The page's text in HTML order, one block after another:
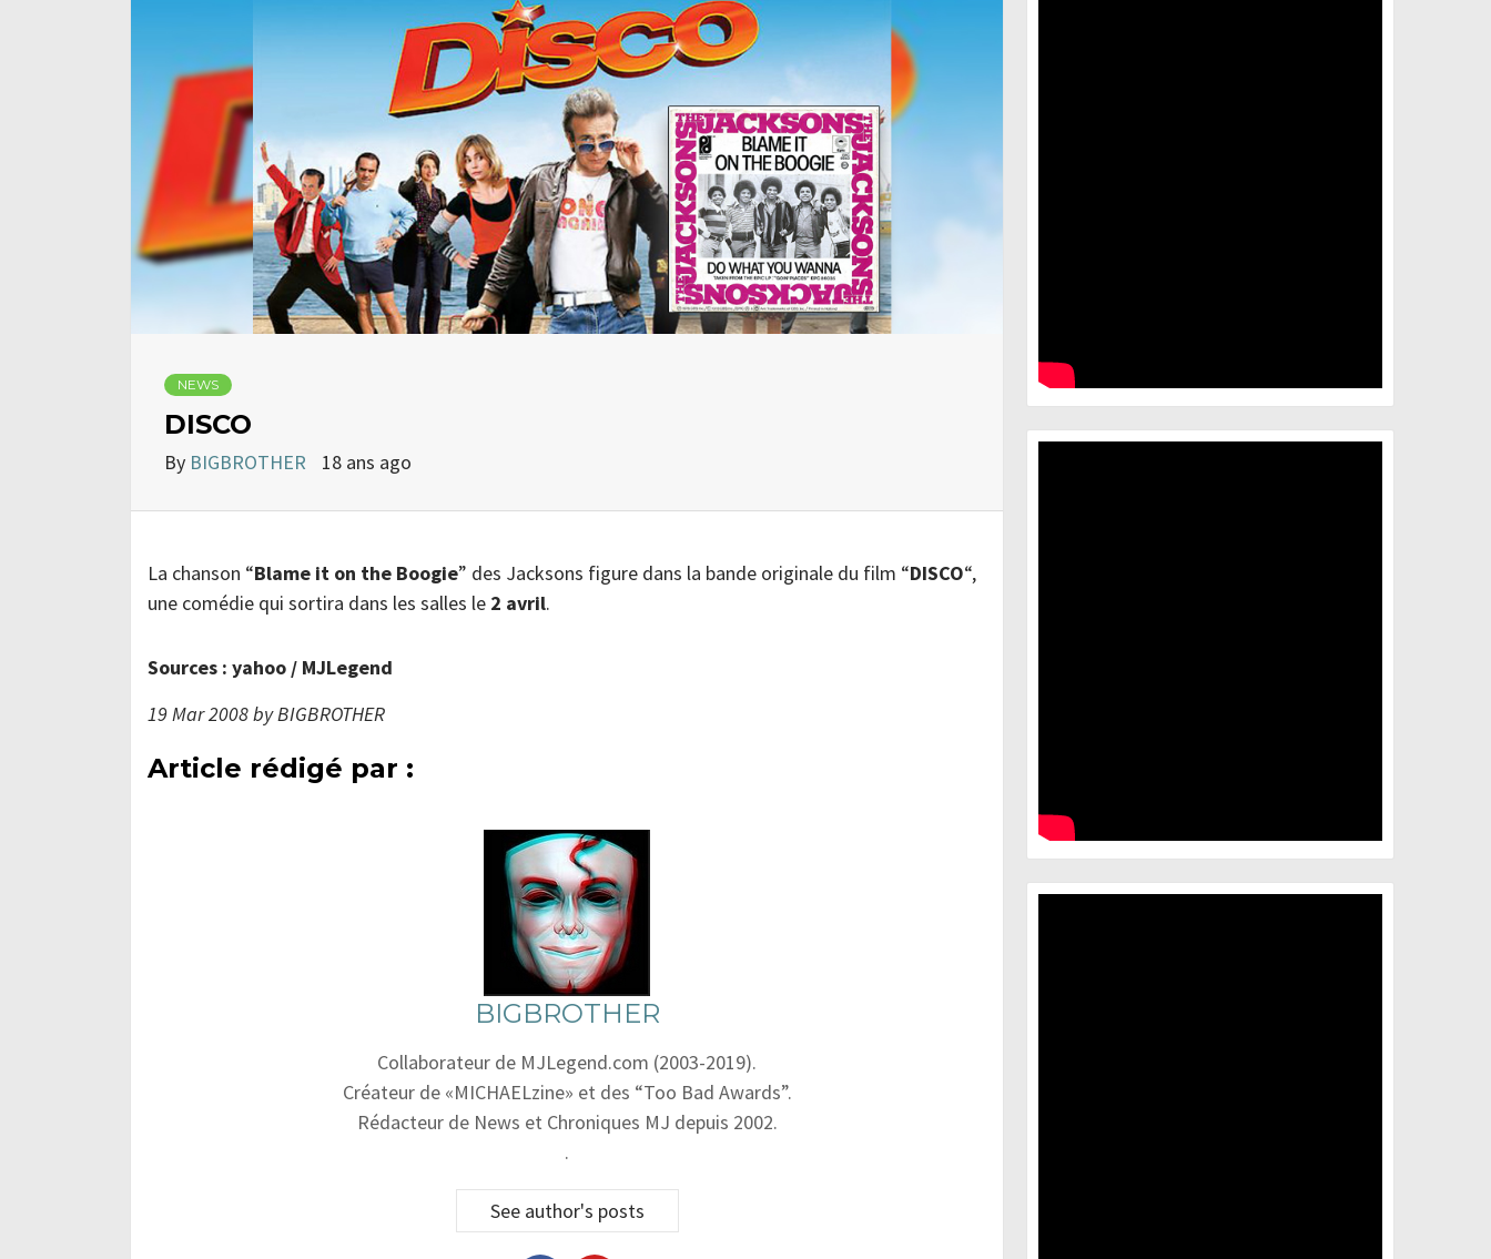
NEWS
DISCO
By BIGBROTHER 18 ans ago
La chanson “Blame it on the Boogie” des Jacksons figure dans la bande originale du film “DISCO“,
une comédie qui sortira dans les salles le 2 avril.
Sources : yahoo / MJLegend
19 Mar 2008 by BIGBROTHER
Article rédigé par :
BIGBROTHER
Collaborateur de MJLegend.com (2003-2019).
Créateur de «MICHAELzine» et des “Too Bad Awards”.
Rédacteur de News et Chroniques MJ depuis 2002.
.
See author's posts